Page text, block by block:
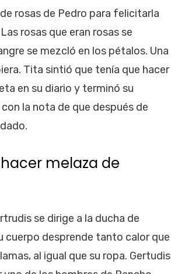
rosas de Pedro para felicitarla
rosas que eran rosas se
se mezcló en los pétalos. Una
Tita sintió que tenía que hacer
en su diario y terminó su
la nota de que después de
melaza de
se dirige a la ducha de
cuerpo desprende tanto calor que
al igual que su ropa. Gertudis